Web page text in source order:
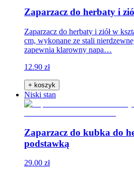
Zaparzacz do herbaty i
Zaparzacz do herbaty i ziół w
cm, wykonane ze stali
zapewnia klarowny napa…
12.90 zł
+ koszyk
Niski stan
Zaparzacz do kubka do
podstawką
29.00 zł